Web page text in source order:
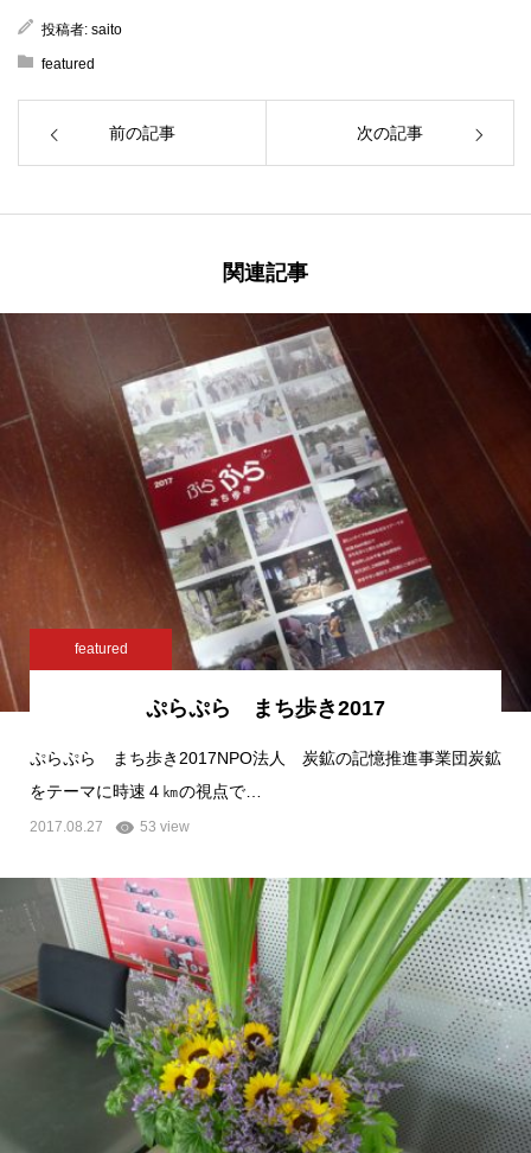
投稿者: saito
featured
前の記事 次の記事
関連記事
featured
ぷらぷら まち歩き2017
ぷらぷら まち歩き2017NPO法人 炭鉱の記憶推進事業団炭鉱
をテーマに時速４㎞の視点で…
2017.08.27 53 view